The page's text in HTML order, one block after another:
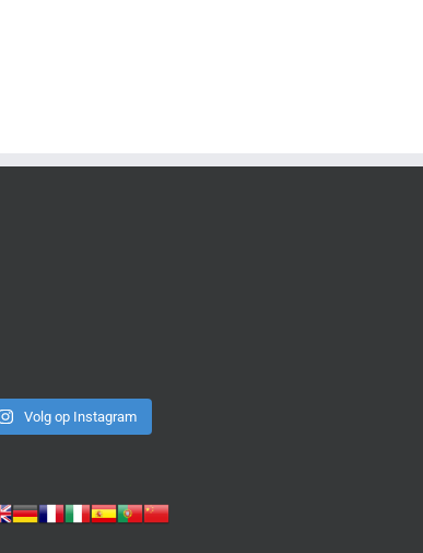
Volg op Instagram